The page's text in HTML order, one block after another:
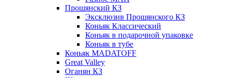
Прошянский КЗ
Эксклюзив Прошянского КЗ
Коньяк Классический
Коньяк в подарочной упаковке
Коньяк в тубе
Коньяк MADATOFF
Great Valley
Оганян КЗ